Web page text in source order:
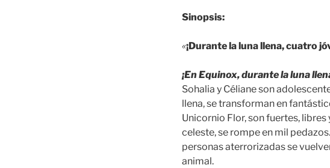
Sinopsis:
«¡Durante la luna llena, cuatro
¡En Equinox, durante la luna
Sohalia y Céliane son
llena, se transforman en
Unicornio Flor, son fuertes, libres
celeste, se rompe en mil pedazos.
personas aterrorizadas se
animal.